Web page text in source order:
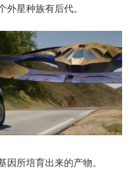
星种族有后代。
所培育出来的产物。